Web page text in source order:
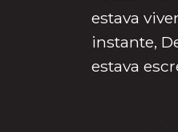
estava
instante,
estava